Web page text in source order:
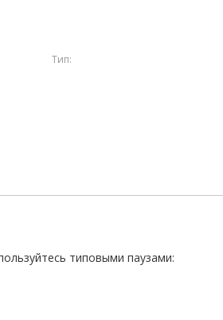
Тип:
типовыми паузами: